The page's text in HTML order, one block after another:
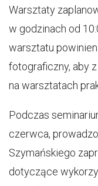
Warsztaty
w godzinach od
warsztatu
fotograficzny, aby
na warsztatach
Podczas
czerwca,
Szymańskiego
dotyczące